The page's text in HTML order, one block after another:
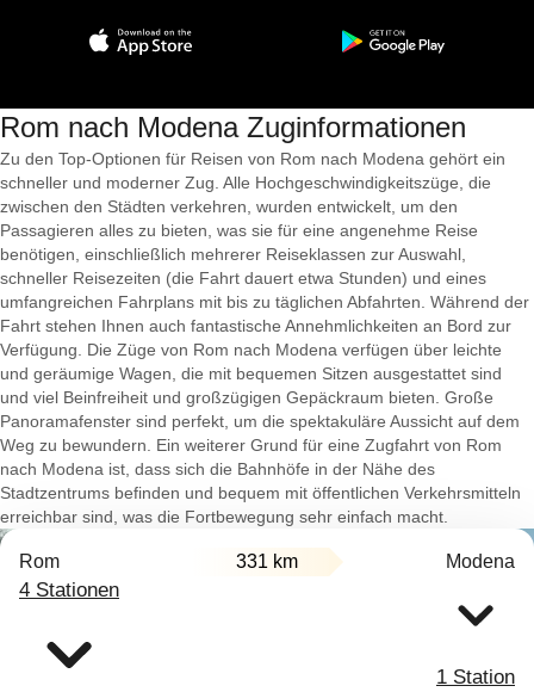
Rom nach Modena Zuginformationen
Zu den Top-Optionen für Reisen von Rom nach Modena gehört ein
schneller und moderner Zug. Alle Hochgeschwindigkeitszüge, die
zwischen den Städten verkehren, wurden entwickelt, um den
Passagieren alles zu bieten, was sie für eine angenehme Reise
benötigen, einschließlich mehrerer Reiseklassen zur Auswahl,
schneller Reisezeiten (die Fahrt dauert etwa Stunden) und eines
umfangreichen Fahrplans mit bis zu täglichen Abfahrten. Während der
Fahrt stehen Ihnen auch fantastische Annehmlichkeiten an Bord zur
Verfügung. Die Züge von Rom nach Modena verfügen über leichte
und geräumige Wagen, die mit bequemen Sitzen ausgestattet sind
und viel Beinfreiheit und großzügigen Gepäckraum bieten. Große
Panoramafenster sind perfekt, um die spektakuläre Aussicht auf dem
Weg zu bewundern. Ein weiterer Grund für eine Zugfahrt von Rom
nach Modena ist, dass sich die Bahnhöfe in der Nähe des
Stadtzentrums befinden und bequem mit öffentlichen Verkehrsmitteln
erreichbar sind, was die Fortbewegung sehr einfach macht.
Rom 331 km Modena
4 Stationen
1 Station